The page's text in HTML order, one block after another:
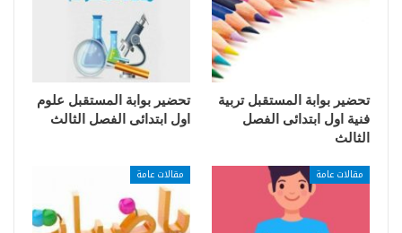
تحضير بوابة المستقبل تربية
فنية اول ابتدائى الفصل
الثالث
تحضير بوابة المستقبل علوم
اول ابتدائى الفصل الثالث
مقالات عامة مقالات عامة